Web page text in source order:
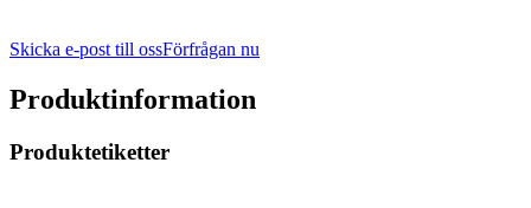
Skicka e-post till ossFörfrågan nu
Produktinformation
Produktetiketter